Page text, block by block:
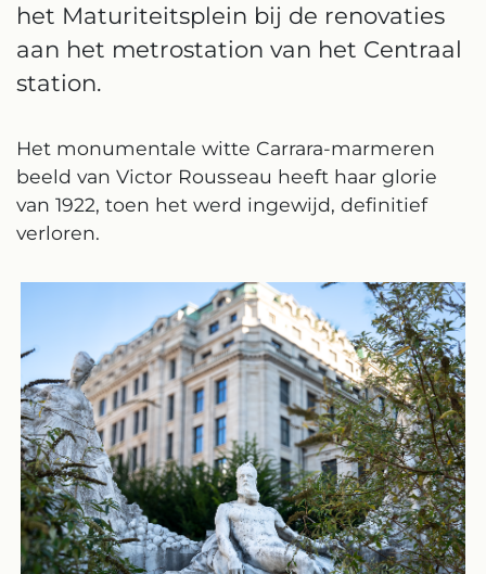
het Maturiteitsplein bij de renovaties
aan het metrostation van het Centraal
station.
Het monumentale witte Carrara-marmeren
beeld van Victor Rousseau heeft haar glorie
van 1922, toen het werd ingewijd, definitief
verloren.